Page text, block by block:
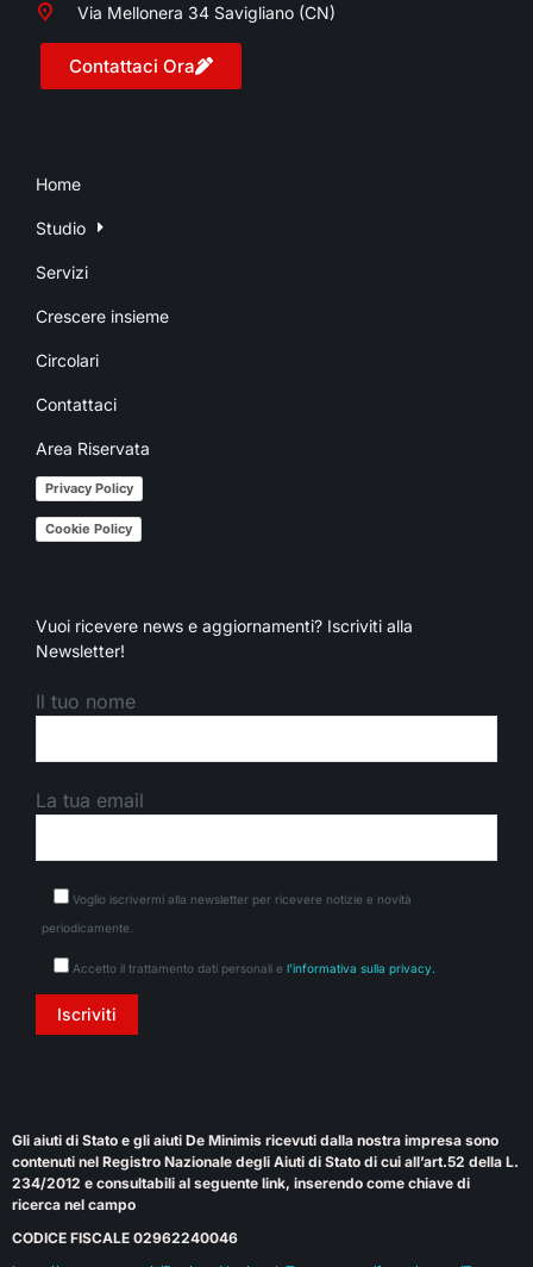
Via Mellonera 34 Savigliano (CN)
Contattaci Ora
Home
Studio
Servizi
Crescere insieme
Circolari
Contattaci
Area Riservata
Privacy Policy
Cookie Policy
Vuoi ricevere news e aggiornamenti? Iscriviti alla
Newsletter!
Il tuo nome
La tua email
Voglio iscrivermi alla newsletter per ricevere notizie e novità
periodicamente.
Accetto il trattamento dati personali e l'informativa sulla privacy.
Gli aiuti di Stato e gli aiuti De Minimis ricevuti dalla nostra impresa sono
contenuti nel Registro Nazionale degli Aiuti di Stato di cui all’art.52 della L.
234/2012 e consultabili al seguente link, inserendo come chiave di
ricerca nel campo
CODICE FISCALE 02962240046